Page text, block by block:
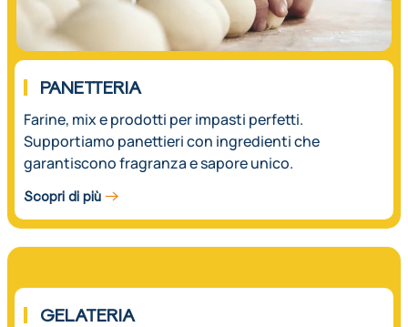
PANETTERIA
Farine, mix e prodotti per impasti perfetti.
Supportiamo panettieri con ingredienti che
garantiscono fragranza e sapore unico.
Scopri di più
03.
GELATERIA